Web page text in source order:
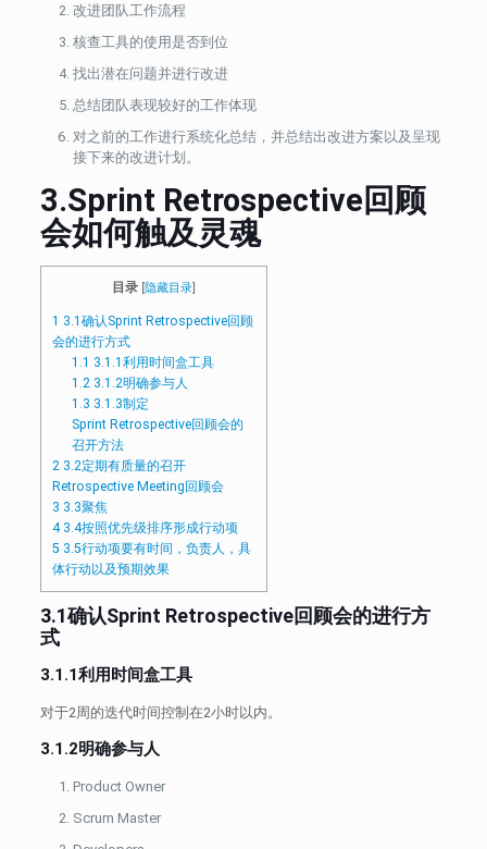
改进团队工作流程
核查工具的使用是否到位
找出潜在问题并进行改进
总结团队表现较好的工作体现
对之前的工作进行系统化总结，并总结出改进方案以及呈现
接下来的改进计划。
3.Sprint Retrospective回顾
会如何触及灵魂
目录 [隐藏目录]
1 3.1确认Sprint Retrospective回顾
会的进行方式
1.1 3.1.1利用时间盒工具
1.2 3.1.2明确参与人
1.3 3.1.3制定
Sprint Retrospective回顾会的
召开方法
23.2定期有质量的召开
Retrospective Meeting回顾会
3 3.3聚焦
43.4按照优先级排序形成行动项
53.5行动项要有时间，负责人，具
体行动以及预期效果
3.1确认Sprint Retrospective回顾会的进行方
式
3.1.1利用时间盒工具
对于2周的迭代时间控制在2小时以内。
3.1.2明确参与人
Product Owner
Scrum Master